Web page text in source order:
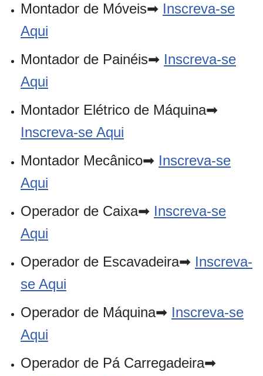
Montador de Móveis➡ Inscreva-se
Aqui
Montador de Painéis➡ Inscreva-se
Aqui
Montador Elétrico de Máquina➡
Inscreva-se Aqui
Montador Mecânico➡ Inscreva-se
Aqui
Operador de Caixa➡ Inscreva-se
Aqui
Operador de Escavadeira➡ Inscreva-
se Aqui
Operador de Máquina➡ Inscreva-se
Aqui
Operador de Pá Carregadeira➡